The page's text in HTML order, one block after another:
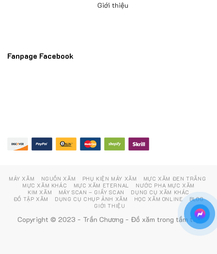
Giới thiệu
Fanpage Facebook
MÁY XĂM NGUỒN XĂM PHỤ KIỆN MÁY XĂM
MỰC XĂM ĐEN TRẮNG
MỰC XĂM KHÁC
MỰC XĂM ETERNAL
NƯỚC PHA MỰC XĂM
KIM XĂM
MÁY SCAN – GIẤY SCAN
DỤNG CỤ XĂM KHÁC
ĐỒ TẬP XĂM
DỤNG CỤ CHỤP ẢNH XĂM HỌC XĂM ONLINE
BLOG
GIỚI THIỆU
Copyright © 2023 - Trần Chương - Đồ xăm trong tầm tay